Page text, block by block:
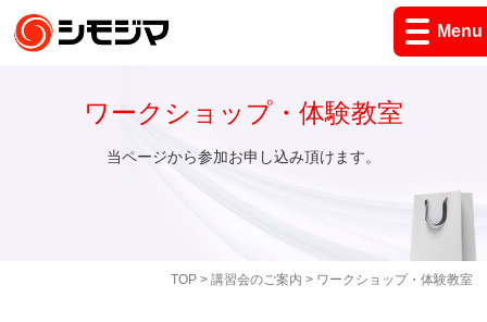
Menu
TOP> 講習会のご案内 > ワークショップ・体験教室
ワークショップ・体験教室
当ページから参加お申し込み頂けます。